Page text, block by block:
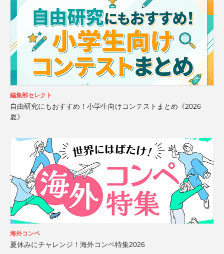
編集部セレクト
自由研究にもおすすめ！小学生向けコンテストまとめ《2026
夏》
海外コンペ
夏休みにチャレンジ！海外コンペ特集2026